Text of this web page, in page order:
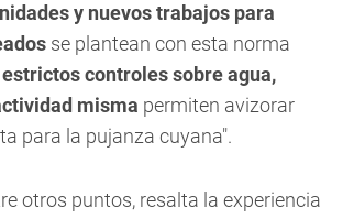
y nuevos trabajos para
se plantean con esta norma
estrictos controles sobre agua,
misma permiten avizorar
para la pujanza cuyana".
otros puntos, resalta la experiencia